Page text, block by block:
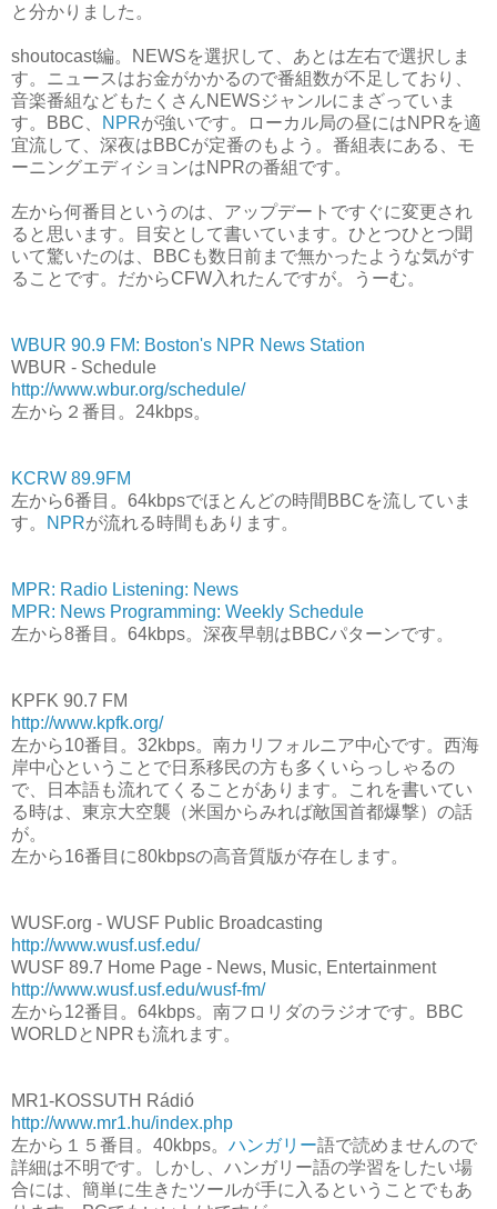
と分かりました。
shoutocast編。NEWSを選択して、あとは左右で選択しま
す。ニュースはお金がかかるので番組数が不足しており、
音楽番組などもたくさんNEWSジャンルにまざっていま
す。BBC、
NPRが強いです。ローカル局の昼にはNPRを適
宜流して、深夜はBBCが定番のもよう。番組表にある、モ
ーニングエディションはNPRの番組です。
左から何番目というのは、アップデートですぐに変更され
ると思います。目安として書いています。ひとつひとつ聞
いて驚いたのは、BBCも数日前まで無かったような気がす
ることです。だからCFW入れたんですが。うーむ。
WBUR 90.9 FM: Boston's NPR News Station
WBUR - Schedule
http://www.wbur.org/schedule/
左から２番目。24kbps。
KCRW 89.9FM
左から6番目。64kbpsでほとんどの時間BBCを流していま
す。
NPRが流れる時間もあります。
MPR: Radio Listening: News
MPR: News Programming: Weekly Schedule
左から8番目。64kbps。深夜早朝はBBCパターンです。
KPFK 90.7 FM
http://www.kpfk.org/
左から10番目。32kbps。南カリフォルニア中心です。西海
岸中心ということで日系移民の方も多くいらっしゃるの
で、日本語も流れてくることがあります。これを書いてい
る時は、東京大空襲（米国からみれば敵国首都爆撃）の話
が。
左から16番目に80kbpsの高音質版が存在します。
WUSF.org - WUSF Public Broadcasting
http://www.wusf.usf.edu/
WUSF 89.7 Home Page - News, Music, Entertainment
http://www.wusf.usf.edu/wusf-fm/
左から12番目。64kbps。南フロリダのラジオです。BBC
WORLDとNPRも流れます。
MR1-KOSSUTH Rádió
http://www.mr1.hu/index.php
左から１５番目。40kbps。 ハンガリー語で読めませんので
詳細は不明です。しかし、ハンガリー語の学習をしたい場
合には、簡単に生きたツールが手に入るということでもあ